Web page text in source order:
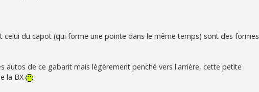
celui du capot (qui forme une pointe dans le même temps) sont des formes
de ce gabarit mais légèrement penché vers l'arrière, cette petite
la BX